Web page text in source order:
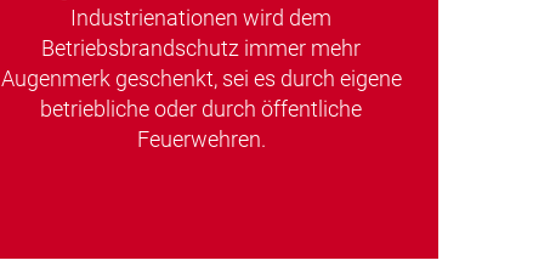
Industrienationen wird dem
Betriebsbrandschutz immer mehr
Augenmerk geschenkt, sei es durch eigene
betriebliche oder durch öffentliche
Feuerwehren.